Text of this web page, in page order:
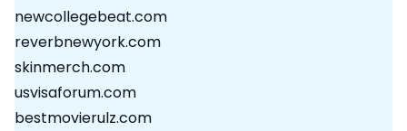
newcollegebeat.com
reverbnewyork.com
skinmerch.com
usvisaforum.com
bestmovierulz.com